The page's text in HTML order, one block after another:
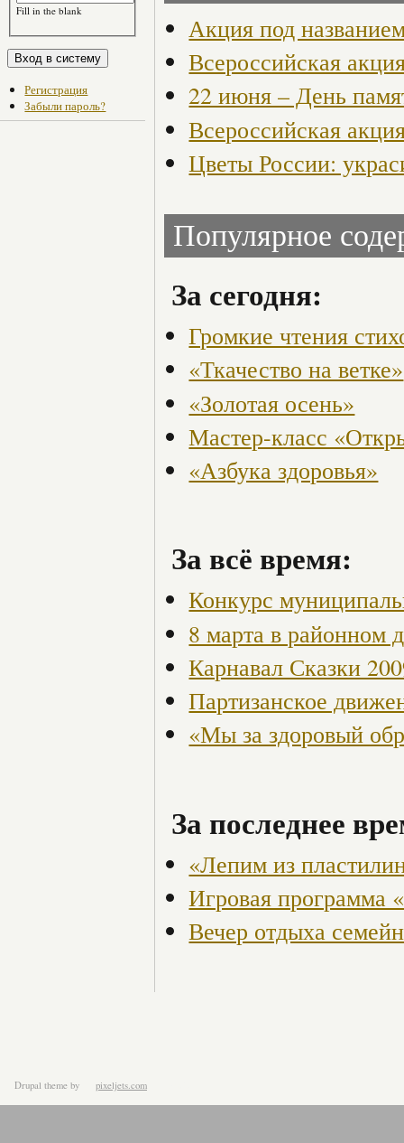
Fill in the blank
Регистрация
Забыли пароль?
Акция под
Всероссийская
22 июня – День
Всероссийская
Цветы России:
Популярное
За сегодня:
Громкие чтения
«Ткачество на ветке»
«Золотая осень»
Мастер-класс
«Азбука здоровья»
За всё время:
Конкурс
8 марта в районном
Карнавал Сказки
Партизанское
«Мы за здоровый
За последнее
«Лепим из
Игровая программа
Вечер отдыха
Drupal theme by pixeljets.com